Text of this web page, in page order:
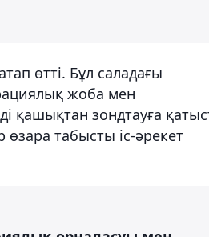
өтті. Бұл саладағы
жоба мен
қашықтан зондтауға
табысты іс-әрекет